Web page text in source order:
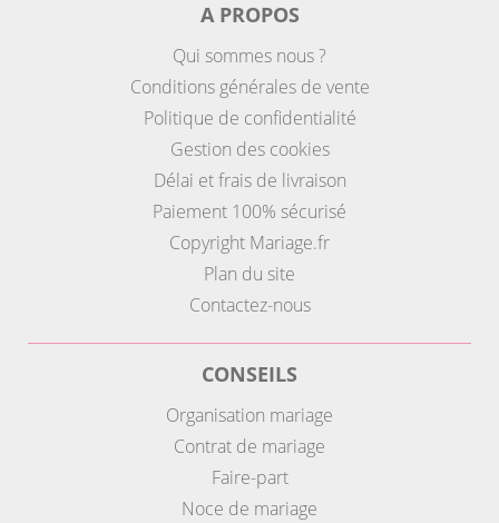
A PROPOS
Qui sommes nous ?
Conditions générales de vente
Politique de confidentialité
Gestion des cookies
Délai et frais de livraison
Paiement 100% sécurisé
Copyright Mariage.fr
Plan du site
Contactez-nous
CONSEILS
Organisation mariage
Contrat de mariage
Faire-part
Noce de mariage